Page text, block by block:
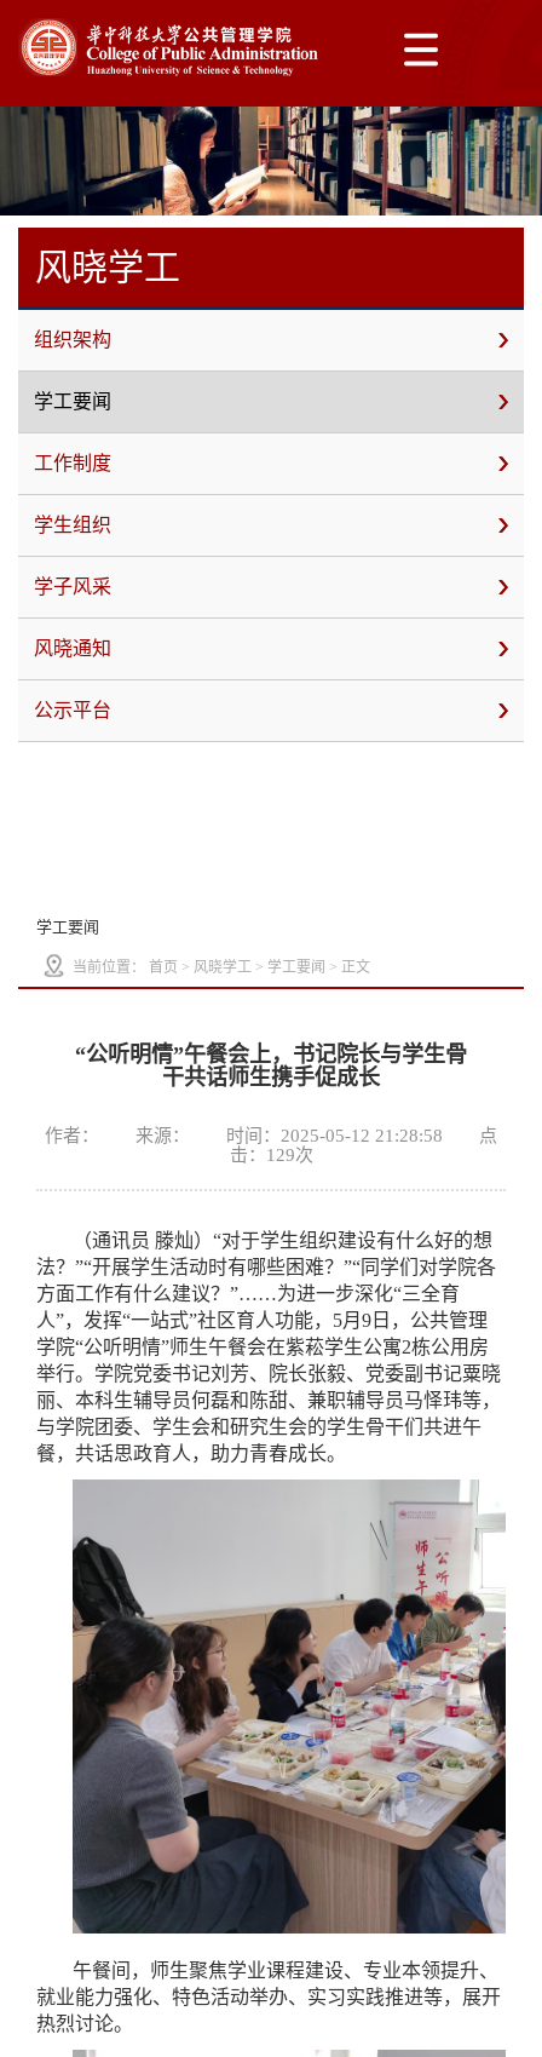
风晓学工
组织架构
学工要闻
工作制度
学生组织
学子风采
风晓通知
公示平台
学工要闻
当前位置： 首页 > 风晓学工 > 学工要闻 > 正文
“公听明情”午餐会上，书记院长与学生骨
干共话师生携手促成长
作者： 来源： 时间：2025-05-12 21:28:58 点
击： 129次
（通讯员 滕灿）“对于学生组织建设有什么好的想
法？”“开展学生活动时有哪些困难？”“同学们对学院各
方面工作有什么建议？”……为进一步深化“三全育
人”，发挥“一站式”社区育人功能，5月9日，公共管理
学院“公听明情”师生午餐会在紫菘学生公寓2栋公用房
举行。学院党委书记刘芳、院长张毅、党委副书记粟晓
丽、本科生辅导员何磊和陈甜、兼职辅导员马怿玮等，
与学院团委、学生会和研究生会的学生骨干们共进午
餐，共话思政育人，助力青春成长。
午餐间，师生聚焦学业课程建设、专业本领提升、
就业能力强化、特色活动举办、实习实践推进等，展开
热烈讨论。